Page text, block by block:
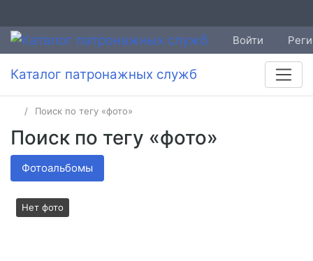
Войти
Каталог патронажных служб
Поиск по тегу «фото»
Поиск по тегу «фото»
Фотоальбомы
Нет фото